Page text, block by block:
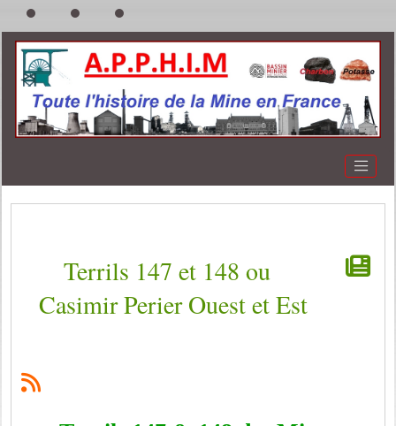
Terrils 147 et 148 ou
Casimir Perier Ouest et Est